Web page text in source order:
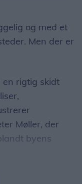
Jakobsen.
og med et
Men der er
rigtig skidt
Møller, der
byens
der i år har